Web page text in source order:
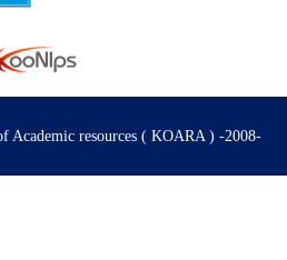
Academic resources ( KOARA ) -2008-